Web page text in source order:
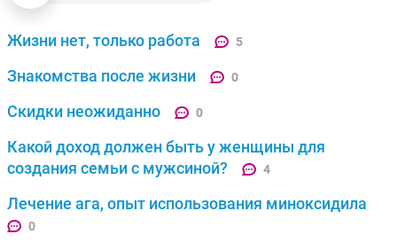
Жизни нет, только работа 5
Знакомства после жизни 0
Скидки неожиданно 0
Какой доход должен быть у женщины для
создания семьи с мужсиной?
4
Лечение ага, опыт использования миноксидила
0